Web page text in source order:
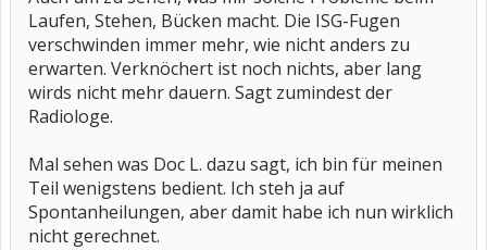
Laufen, Stehen, Bücken macht. Die ISG-Fugen
verschwinden immer mehr, wie nicht anders zu
erwarten. Verknöchert ist noch nichts, aber lang
wirds nicht mehr dauern. Sagt zumindest der
Radiologe.
Mal sehen was Doc L. dazu sagt, ich bin für meinen
Teil wenigstens bedient. Ich steh ja auf
Spontanheilungen, aber damit habe ich nun wirklich
nicht gerechnet.